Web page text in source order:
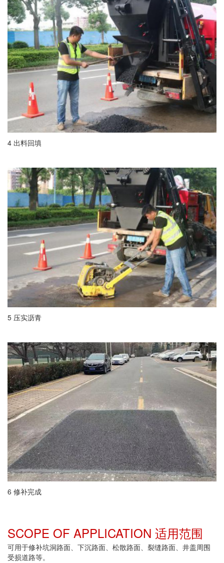
4 出料回填
5 压实沥青
6 修补完成
SCOPE OF APPLICATION 适用范围
可用于修补坑洞路面、下沉路面、松散路面、裂缝路面、井盖周围
受损道路等。